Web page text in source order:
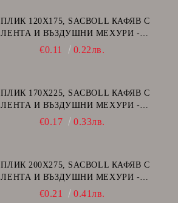
ПЛИК 120Х175, SACBOLL КАФЯВ С
ЛЕНТА И ВЪЗДУШНИ МЕХУРИ -
€0.11 0.22лв.
ПЛИК 170Х225, SACBOLL КАФЯВ С
ЛЕНТА И ВЪЗДУШНИ МЕХУРИ -
€0.17 0.33лв.
ПЛИК 200Х275, SACBOLL КАФЯВ С
ЛЕНТА И ВЪЗДУШНИ МЕХУРИ -
€0.21 0.41лв.